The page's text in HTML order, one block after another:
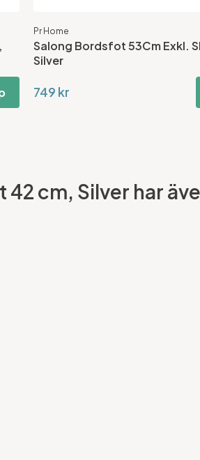
Pr Home
Salong Bordsfot 53Cm Exkl.
Silver
749 kr
cm, Silver har